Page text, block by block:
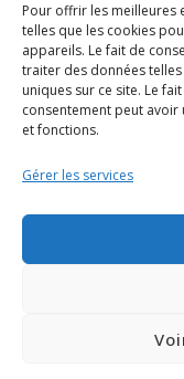
Pour offrir les meilleures
telles que les cookies
appareils. Le fait de
traiter des données
uniques sur ce site. Le
consentement peut
et fonctions.
Gérer les services
Charte de
générales